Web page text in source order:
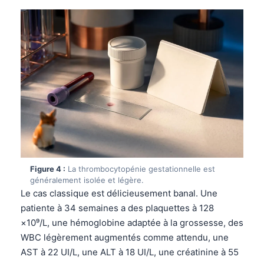
Figure 4 : La thrombocytopénie gestationnelle est
généralement isolée et légère.
Le cas classique est délicieusement banal. Une
patiente à 34 semaines a des plaquettes à 128
×10⁹/L, une hémoglobine adaptée à la grossesse, des
WBC légèrement augmentés comme attendu, une
AST à 22 UI/L, une ALT à 18 UI/L, une créatinine à 55